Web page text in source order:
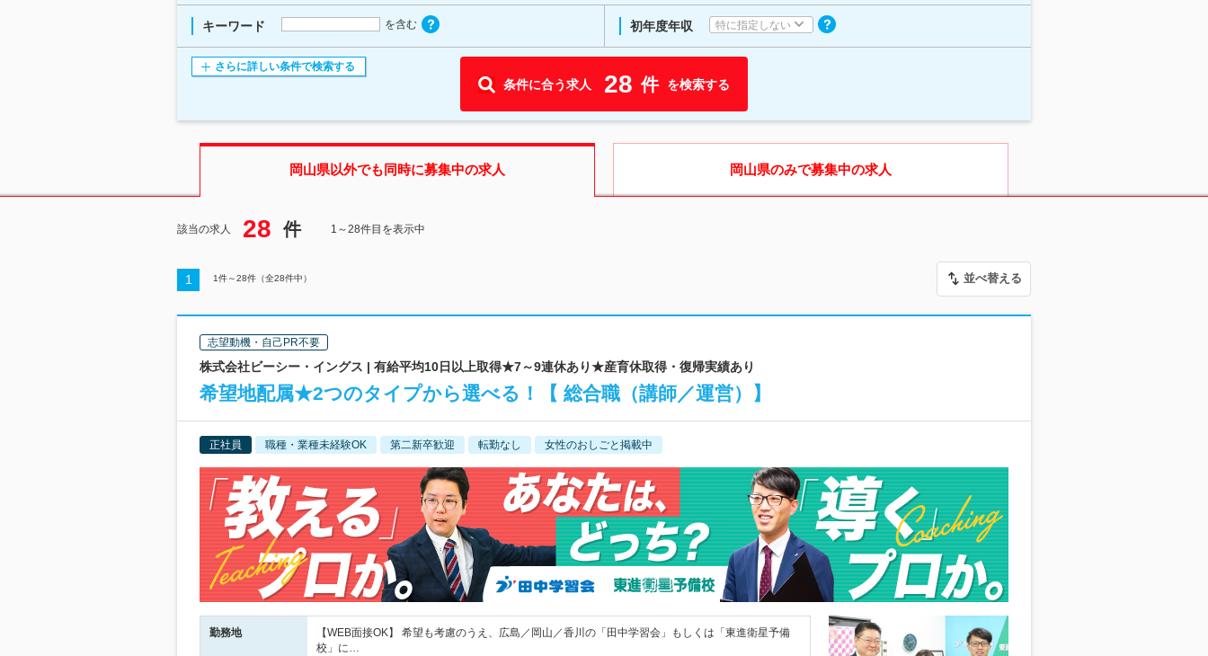
キーワード を含む 初年度年収 特に指定しない
さらに詳しい条件で検索する
条件に合う求人 28 件 を検索する
岡山県以外でも同時に募集中の求人 岡山県のみで募集中の求人
該当の求人 28 件 1～28件目を表示中
1 1件～28件（全28件中） 並べ替える
志望動機・自己PR不要
株式会社ビーシー・イングス | 有給平均10日以上取得★7～9連休あり★産育休取得・復帰実績あり
希望地配属★2つのタイプから選べる！【 総合職（講師／運営）】
正社員 職種・業種未経験OK 第二新卒歓迎 転勤なし 女性のおしごと掲載中
勤務地
【WEB面接OK】 希望も考慮のうえ、広島／岡山／香川の「田中学習会」もしくは「東進衛星予備
校」に…